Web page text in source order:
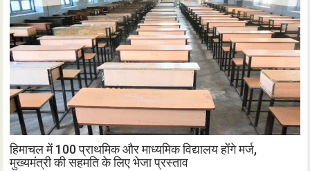
हिमाचल में 100 प्राथमिक और माध्यमिक विद्यालय होंगे मर्ज,
मुख्यमंत्री की सहमति के लिए भेजा प्रस्ताव